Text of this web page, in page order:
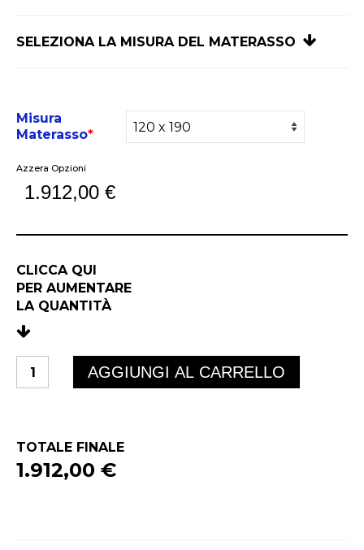
SELEZIONA LA MISURA DEL MATERASSO
Misura
Materasso*
Azzera Opzioni
1.912,00 €
CLICCA QUI
PER AUMENTARE
LA QUANTITÀ
PILLOW
AGGIUNGI AL CARRELLO
TOTALE FINALE
1.912,00 €